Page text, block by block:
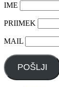
IME
PRIIMEK
MAIL
POŠLJI